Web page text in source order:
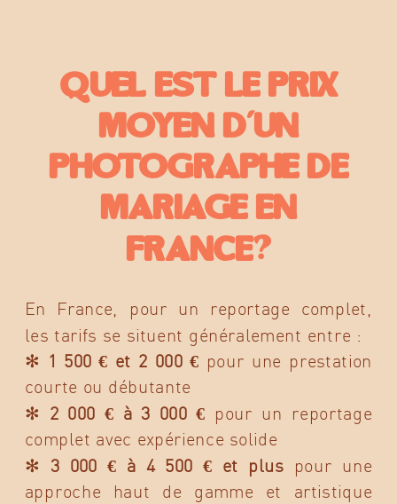
Quel est le prix
moyen d’un
photographe de
mariage en
France?
En France, pour un reportage complet,
les tarifs se situent généralement entre :
✻ 1 500 € et 2 000 € pour une prestation
courte ou débutante
✻ 2 000 € à 3 000 € pour un reportage
complet avec expérience solide
✻ 3 000 € à 4 500 € et plus pour une
approche haut de gamme et artistique